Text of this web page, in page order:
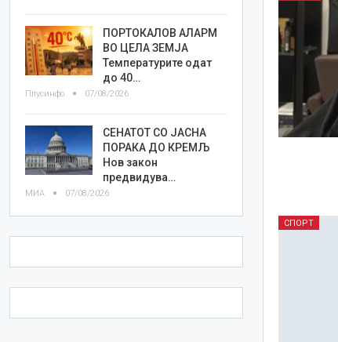
СПОРТ
ПОРТОКАЛОВ АЛАРМ
ВО ЦЕЛА ЗЕМЈА
Температурите одат
до 40…
Плусинфо 07/08/2026
СЕНАТОТ СО ЈАСНА
ПОРАКА ДО КРЕМЉ
Нов закон
предвидува…
МИА 07/08/2026